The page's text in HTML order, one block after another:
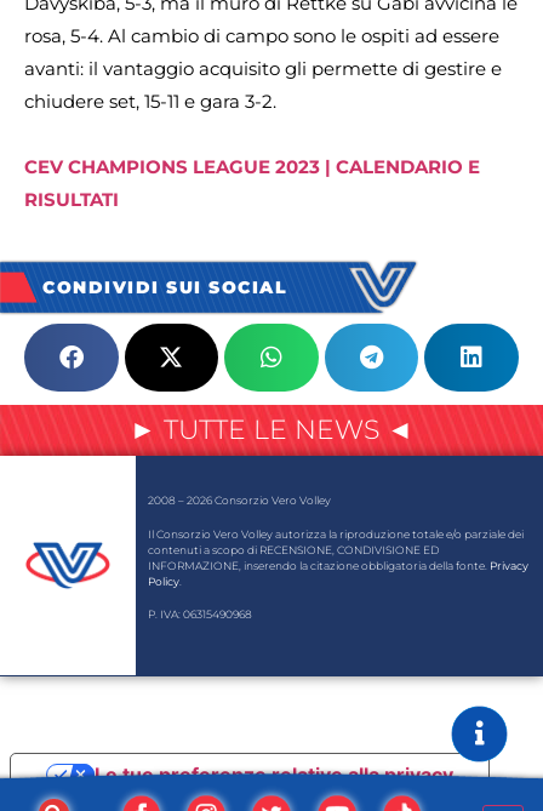
rosa, 5-4. Al cambio di campo sono le ospiti ad essere
avanti: il vantaggio acquisito gli permette di gestire e
chiudere set, 15-11 e gara 3-2.
CEV CHAMPIONS LEAGUE 2023 | CALENDARIO E
RISULTATI
CONDIVIDI SUI SOCIAL
► TUTTE LE NEWS ◄
2008 – 2026 Consorzio Vero Volley
Il Consorzio Vero Volley autorizza la riproduzione totale e/o parziale dei
contenuti a scopo di RECENSIONE, CONDIVISIONE ED
INFORMAZIONE, inserendo la citazione obbligatoria della fonte. Privacy
Policy
P. IVA: 06315490968
Le tue preferenze relative alla privacy